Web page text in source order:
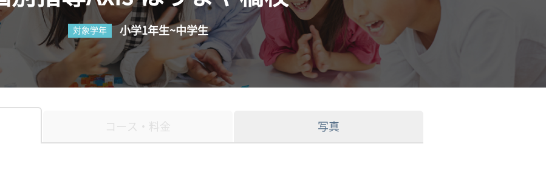
対象学年 小学1年生~中学生
コース・料金 写真